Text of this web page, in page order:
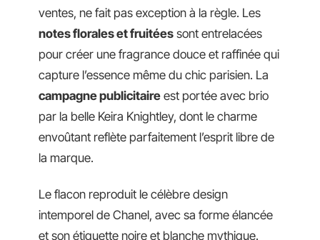
ventes, ne fait pas exception à la règle. Les
notes florales et fruitées sont entrelacées
pour créer une fragrance douce et raffinée qui
capture l’essence même du chic parisien. La
campagne publicitaire est portée avec brio
par la belle Keira Knightley, dont le charme
envoûtant reflète parfaitement l’esprit libre de
la marque.
Le flacon reproduit le célèbre design
intemporel de Chanel, avec sa forme élancée
et son étiquette noire et blanche mythique.